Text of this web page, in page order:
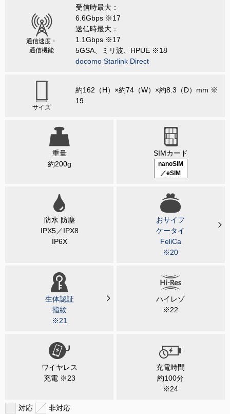
通信速度・
通信機能
受信時最大：
6.6Gbps ※17
送信時最大：
1.1Gbps ※17
5GSA、ミリ波、HPUE ※18
docomo Starlink Direct
サイズ
約162（H）×約74（W）×約8.3（D）mm ※
19
重量
約200g
SIMカード
nanoSIM
／eSIM
防水 防塵
IPX5／IPX8
IP6X
おサイフ
ケータイ
FeliCa
※20
生体認証
指紋
※21
ハイレゾ
※22
ワイヤレス
充電 ※23
充電時間
約100分
※24
対応 非対応